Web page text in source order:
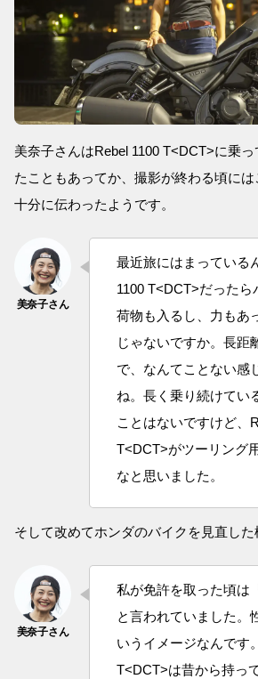
美奈子さんはRebel 1100 T<DCT>に乗
たこともあってか、撮影が終わる頃に
十分に伝わったようです。
最近旅にはまっている
1100 T<DCT>だったら
荷物も入るし、力もあ
じゃないですか。長距
で、なんてことない感
ね。長く乗り続けてい
ことはないですけど、
T<DCT>がツーリング
なと思いました。
そして改めてホンダのバイクを見直した
私が免許を取った頃は
と言われていました。
いうイメージなんです
T<DCT>は昔から持っ